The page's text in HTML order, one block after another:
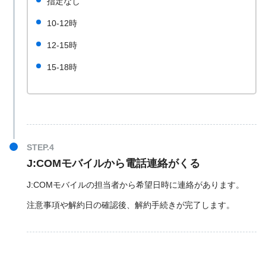
10-12時
12-15時
15-18時
J:COMモバイルから電話連絡がくる
J:COMモバイルの担当者から希望日時に連絡があります。
注意事項や解約日の確認後、解約手続きが完了します。